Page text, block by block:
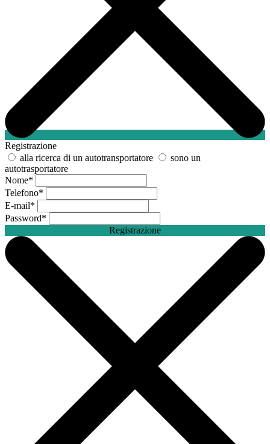
Registrazione
alla ricerca di un autotransportatore
sono un
autotrasportatore
Nome*
Telefono*
E-mail*
Password*
Registrazione